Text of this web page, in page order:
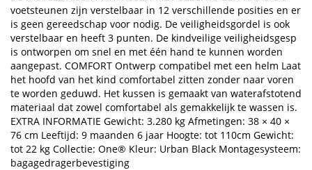
voetsteunen zijn verstelbaar in 12 verschillende posities en er
is geen gereedschap voor nodig. De veiligheidsgordel is ook
verstelbaar en heeft 3 punten. De kindveilige veiligheidsgesp
is ontworpen om snel en met één hand te kunnen worden
aangepast. COMFORT Ontwerp compatibel met een helm Laat
het hoofd van het kind comfortabel zitten zonder naar voren
te worden geduwd. Het kussen is gemaakt van waterafstotend
materiaal dat zowel comfortabel als gemakkelijk te wassen is.
EXTRA INFORMATIE Gewicht: 3.280 kg Afmetingen: 38 × 40 ×
76 cm Leeftijd: 9 maanden 6 jaar Hoogte: tot 110cm Gewicht:
tot 22 kg Collectie: One® Kleur: Urban Black Montagesysteem:
bagagedragerbevestiging